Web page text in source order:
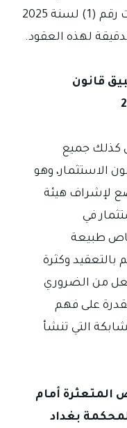
للمحاكم، وهو ما حرصت تعليمات رقم (1) لسنة 2025
لهذه العقود.
قانون
كذلك جميع
الاستثمار، وهو
لإشراف هيئة
في
طبيعة
بالتعقيد وكثرة
من الضروري
على فهم
التي تنشأ
المتعثرة أمام
بغداد